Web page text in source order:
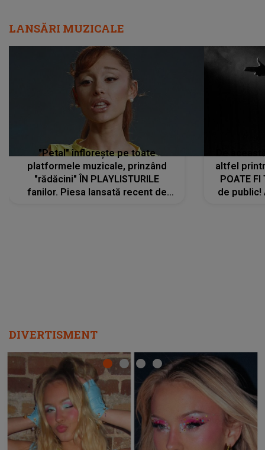
LANSĂRI MUZICALE
"Petal" înflorește pe toate
platformele muzicale, prinzând
"rădăcini" ÎN PLAYLISTURILE
fanilor. Piesa lansată recent de
altfel
POATE FI
de public!
DIVERTISMENT